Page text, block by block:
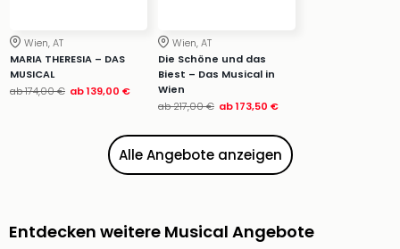
Wien, AT
MARIA THERESIA – DAS
MUSICAL
ab174,00 € ab139,00 €
Wien, AT
Die Schöne und das
Biest – Das Musical in
Wien
ab217,00 € ab173,50 €
Alle Angebote anzeigen
Entdecken weitere Musical Angebote